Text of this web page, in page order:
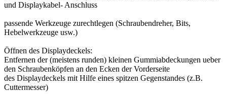
und Displaykabel- Anschluss
passende Werkzeuge zurechtlegen (Schraubendreher, Bits,
Hebelwerkzeuge usw.)
Öffnen des Displaydeckels:
Entfernen der (meistens runden) kleinen Gummiabdeckungen ueber
den Schraubenköpfen an den Ecken der Vorderseite
des Displaydeckels mit Hilfe eines spitzen Gegenstandes (z.B.
Cuttermesser)